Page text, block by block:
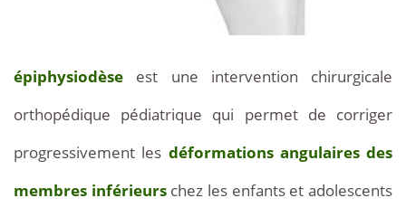
épiphysiodèse est une intervention chirurgicale
orthopédique pédiatrique qui permet de corriger
progressivement les déformations angulaires des
membres inférieurschez les enfants et adolescents